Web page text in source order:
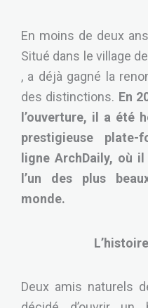
En moins de deux
Situé dans le village
, a déjà gagné la
des distinctions. En
l’ouverture, il a été
prestigieuse plate-
ligne ArchDaily, où
l’un des plus
monde.
Deux amis naturels